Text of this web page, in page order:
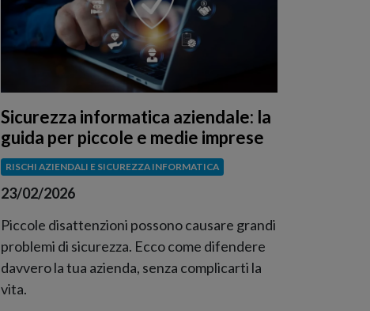
Sicurezza informatica aziendale: la
guida per piccole e medie imprese
RISCHI AZIENDALI E SICUREZZA INFORMATICA
23/02/2026
Piccole disattenzioni possono causare grandi
problemi di sicurezza. Ecco come difendere
davvero la tua azienda, senza complicarti la
vita.